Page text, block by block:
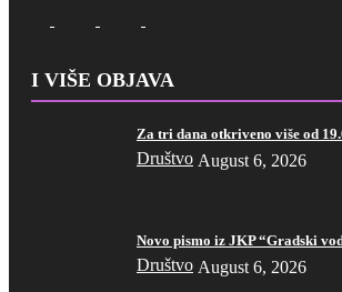
I VIŠE OBJAVA
Za tri dana otkriveno više od
Društvo August 6, 2026
Novo pismo iz JKP “Gradski
Društvo August 6, 2026